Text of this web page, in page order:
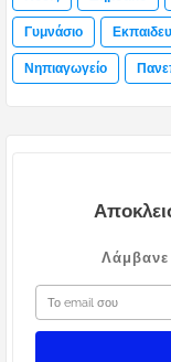
Γυμνάσιο
Νηπιαγωγείο
Λάμβανε